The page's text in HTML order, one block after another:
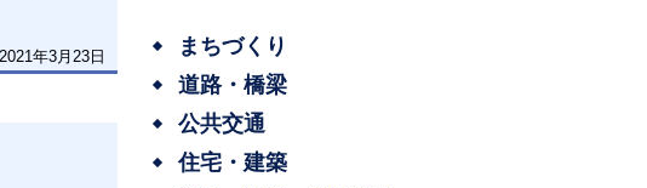
2021年3月23日
まちづくり
道路・橋梁
公共交通
住宅・建築